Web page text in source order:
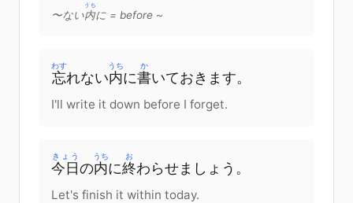
〜ない内
うち
に = before ~
忘
わす
れない内
うち
に書
か
いておきます。
I'll write it down before I forget.
今日
きょう
の内
うち
に終
お
わらせましょう 。
Let's finish it within today.